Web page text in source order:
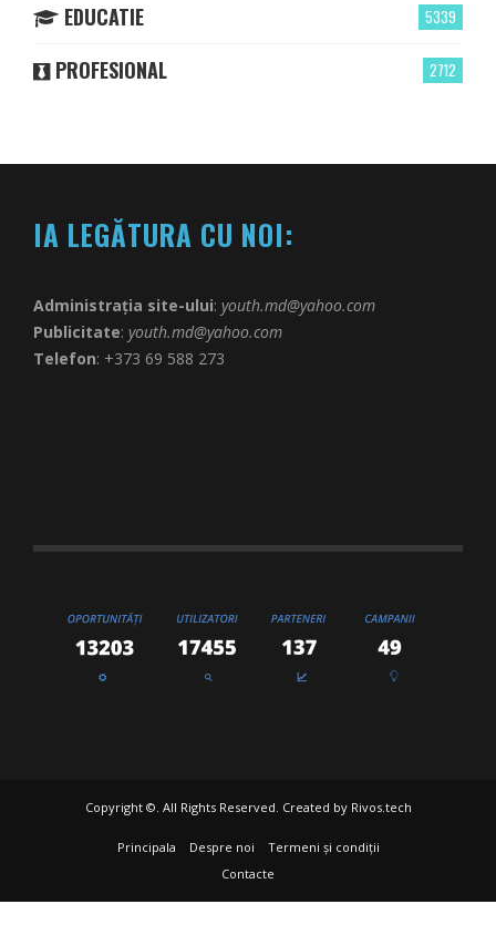
5339
EDUCATIE
2712
PROFESIONAL
IA LEGĂTURA CU NOI:
Administrația site-ului: youth.md@yahoo.com
Publicitate: youth.md@yahoo.com
Telefon: +373 69 588 273
Copyright ©. All Rights Reserved. Created by Rivos.tech
Principala Despre noi
Termeni și condiții
Contacte